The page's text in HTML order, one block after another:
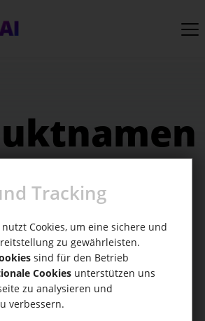
Tracking
Cookies, um eine sichere und
zu gewährleisten.
sind für den Betrieb
Cookies unterstützen uns
zu analysieren und
verbessern.